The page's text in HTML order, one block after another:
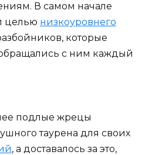
В самом начале
целью низкоуровнего
которые
с ним каждый
подлые жрецы
таурена для своих
, а доставалось за это,